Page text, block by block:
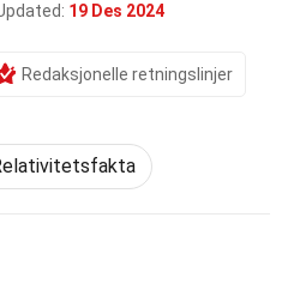
19 Des 2024
Redaksjonelle retningslinjer